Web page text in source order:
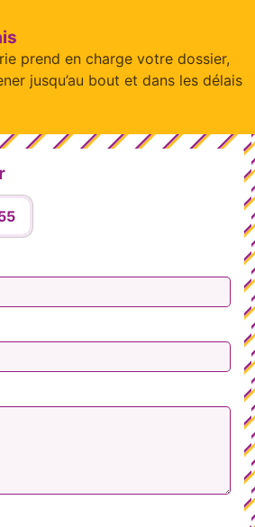
prend en charge votre dossier,
jusqu’au bout et dans les délais